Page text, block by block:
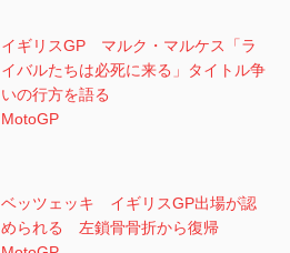
イギリスGP マルク・マルケス「ラ
イバルたちは必死に来る」タイトル争
いの行方を語る
MotoGP
ベッツェッキ イギリスGP出場が認
められる 左鎖骨骨折から復帰